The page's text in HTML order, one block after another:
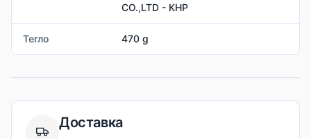
CO.,LTD - КНР
Тегло 470 g
Доставка